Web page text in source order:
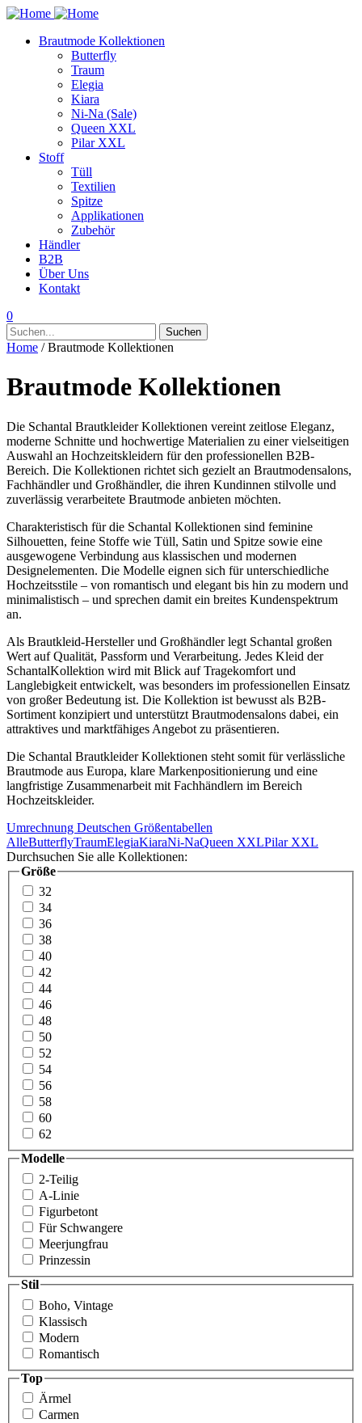
Brautmode Kollektionen
Butterfly
Traum
Elegia
Kiara
Ni-Na (Sale)
Queen XXL
Pilar XXL
Stoff
Tüll
Textilien
Spitze
Applikationen
Zubehör
Händler
B2B
Über Uns
Kontakt
0
Suchen
nach:
Suchen
Home / Brautmode Kollektionen
Brautmode Kollektionen
Die Schantal Brautkleider Kollektionen vereint zeitlose Eleganz,
moderne Schnitte und hochwertige Materialien zu einer vielseitigen
Auswahl an Hochzeitskleidern für den professionellen B2B-
Bereich. Die Kollektionen richtet sich gezielt an Brautmodensalons,
Fachhändler und Großhändler, die ihren Kundinnen stilvolle und
zuverlässig verarbeitete Brautmode anbieten möchten.
Charakteristisch für die Schantal Kollektionen sind feminine
Silhouetten, feine Stoffe wie Tüll, Satin und Spitze sowie eine
ausgewogene Verbindung aus klassischen und modernen
Designelementen. Die Modelle eignen sich für unterschiedliche
Hochzeitsstile – von romantisch und elegant bis hin zu modern und
minimalistisch – und sprechen damit ein breites Kundenspektrum
an.
Als Brautkleid-Hersteller und Großhändler legt Schantal großen
Wert auf Qualität, Passform und Verarbeitung. Jedes Kleid der
SchantalKollektion wird mit Blick auf Tragekomfort und
Langlebigkeit entwickelt, was besonders im professionellen Einsatz
von großer Bedeutung ist. Die Kollektion ist bewusst als B2B-
Sortiment konzipiert und unterstützt Brautmodensalons dabei, ein
attraktives und marktfähiges Angebot zu präsentieren.
Die Schantal Brautkleider Kollektionen steht somit für verlässliche
Brautmode aus Europa, klare Markenpositionierung und eine
langfristige Zusammenarbeit mit Fachhändlern im Bereich
Hochzeitskleider.
Umrechnung Deutschen Größentabellen
AlleButterflyTraumElegiaKiaraNi-NaQueen XXLPilar XXL
Durchsuchen Sie alle Kollektionen:
Größe
32
34
36
38
40
42
44
46
48
50
52
54
56
58
60
62
Modelle
2-Teilig
A-Linie
Figurbetont
Für Schwangere
Meer­jungfrau
Prinzessin
Stil
Boho, Vintage
Klassisch
Modern
Romantisch
Top
Ärmel
Carmen